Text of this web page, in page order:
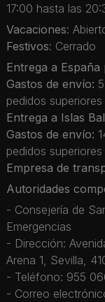
17:00 hasta las
Vacaciones:
Festivos: Cerrado
Entrega a España
Gastos de envío:
pedidos
Entrega a Islas
Gastos de envío:
pedidos
Empresa de
Autoridades
- Consejería de
Emergencias
- Dirección:
Arena 1, Sevilla,
- Teléfono: 955
- Correo